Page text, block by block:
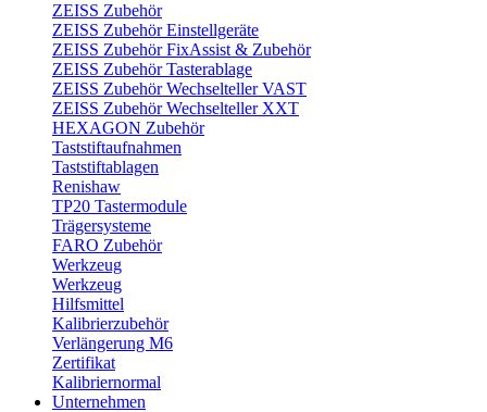
ZEISS Zubehör
ZEISS Zubehör Einstellgeräte
ZEISS Zubehör FixAssist & Zubehör
ZEISS Zubehör Tasterablage
ZEISS Zubehör Wechselteller VAST
ZEISS Zubehör Wechselteller XXT
HEXAGON Zubehör
Taststiftaufnahmen
Taststiftablagen
Renishaw
TP20 Tastermodule
Trägersysteme
FARO Zubehör
Werkzeug
Werkzeug
Hilfsmittel
Kalibrierzubehör
Verlängerung M6
Zertifikat
Kalibriernormal
Unternehmen